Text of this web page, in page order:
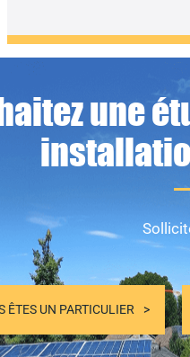
une
ÊTES UN PARTICULIER